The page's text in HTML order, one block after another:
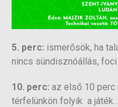
5. perc: ismerősök, ha
nincs sündisznóállás, foci
10. perc: az első 10 perc
térfelünkön folyik a játék…